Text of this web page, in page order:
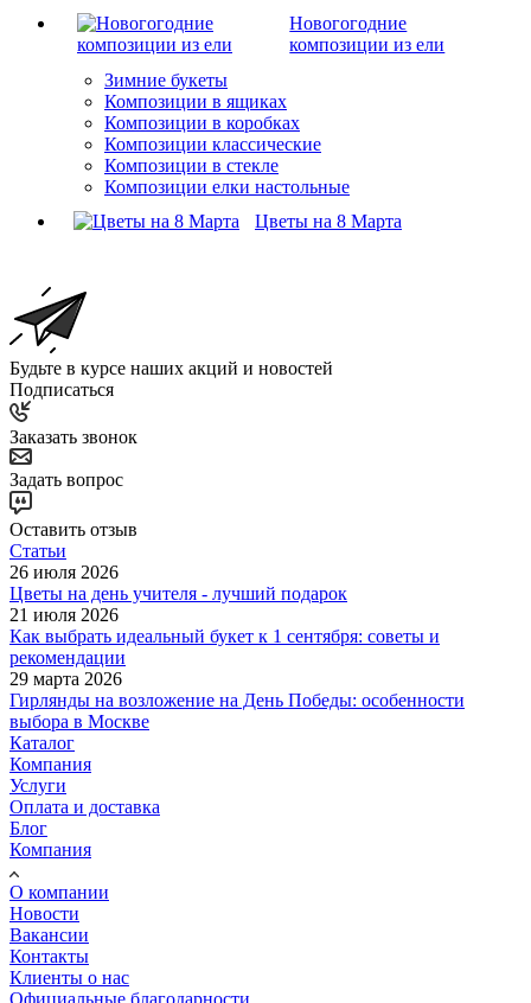
Новогогодние
композиции из ели
Зимние букеты
Композиции в ящиках
Композиции в коробках
Композиции классические
Композиции в стекле
Композиции елки настольные
Цветы на 8 Марта
Будьте в курсе наших акций и новостей
Подписаться
Заказать звонок
Задать вопрос
Оставить отзыв
Статьи
26 июля 2026
Цветы на день учителя - лучший подарок
21 июля 2026
Как выбрать идеальный букет к 1 сентября: советы и
рекомендации
29 марта 2026
Гирлянды на возложение на День Победы: особенности
выбора в Москве
Каталог
Компания
Услуги
Оплата и доставка
Блог
Компания
О компании
Новости
Вакансии
Контакты
Клиенты о нас
Официальные благодарности